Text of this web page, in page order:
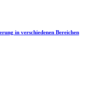
in verschiedenen Bereichen